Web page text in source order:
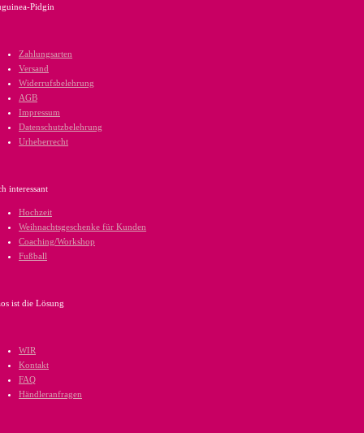
Pidgin
Zahlungsarten
Versand
Widerrufsbelehrung
AGB
Impressum
Datenschutzbelehrung
Urheberrecht
interessant
Hochzeit
Weihnachtsgeschenke für Kunden
Coaching/Workshop
Fußball
ist die Lösung
WIR
Kontakt
FAQ
Händleranfragen